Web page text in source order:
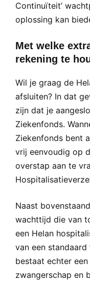
Continuïteit’
oplossing kan
Met welke
rekening te
Wil je graag de
afsluiten? In dat
zijn dat je
Ziekenfonds.
Ziekenfonds bent
vrij eenvoudig op
overstap aan te
Naast
wachttijd die van
een Helan
van een
bestaat echter
zwangerschap en